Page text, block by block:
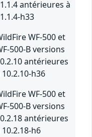
antérieures à
h33
WF-500 et
500-B versions
antérieures
10.2.10-h36
WF-500 et
500-B versions
antérieures
10.2.18-h6